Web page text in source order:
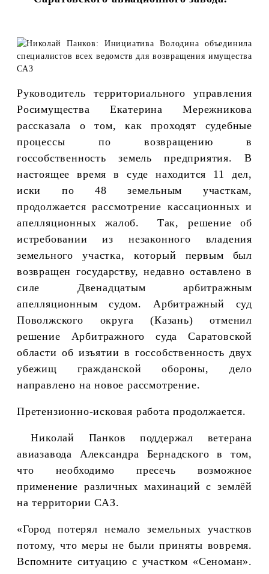
Руководитель территориального управления
Росимущества Екатерина Мережникова
рассказала о том, как проходят судебные
процессы по возвращению в
госсобственность земель предприятия. В
настоящее время в суде находится 11 дел,
иски по 48 земельным участкам,
продолжается рассмотрение кассационных и
апелляционных жалоб. Так, решение об
истребовании из незаконного владения
земельного участка, который первым был
возвращен государству, недавно оставлено в
силе Двенадцатым арбитражным
апелляционным судом. Арбитражный суд
Поволжского округа (Казань) отменил
решение Арбитражного суда Саратовской
области об изъятии в госсобственность двух
убежищ гражданской обороны, дело
направлено на новое рассмотрение.
Претензионно-исковая работа продолжается.
Николай Панков поддержал ветерана
авиазавода Александра Бернадского в том,
что необходимо пресечь возможное
применение различных махинаций с землёй
на территории САЗ.
«Город потерял немало земельных участков
потому, что меры не были приняты вовремя.
Вспомните ситуацию с участком «Сеноман».